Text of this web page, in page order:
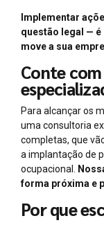
Implementar
questão legal —
move a sua
Conte
Para alcançar os
uma consultoria
completas, que
a implantação de
ocupacional.
forma próxima e
Por que